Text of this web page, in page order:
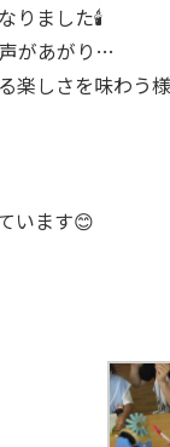
りました🕯
があがり…
しさを味わう
います😊